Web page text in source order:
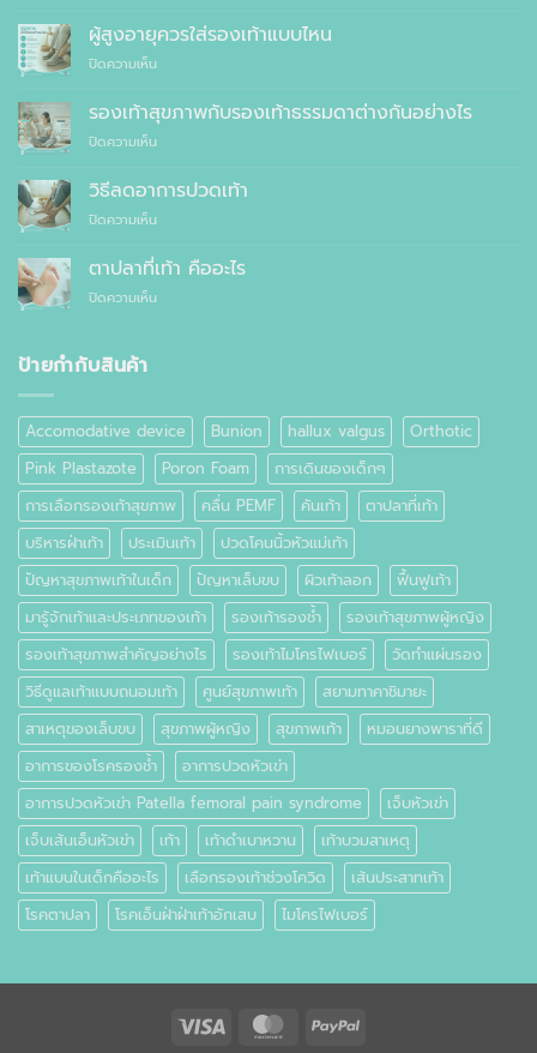
เหตุผล
คุณ
สั่ง
ตัด
รองเท้า
สุขภาพ
สำเร็จรูป
ทั่วไป
ผู้สูงอายุควรใส่รองเท้าแบบไหน
ปิดความเห็นบน
สูง
อายุ
ควร
รองเท้า
ไหน
รองเท้าสุขภาพกับรองเท้าธรรมดาต่างกันอย่างไร
ปิดความเห็นบน
สุขภาพ
กับ
รองเท้า
ต่าง
อย่างไร
วิธีลดอาการปวดเท้า
ปิดความเห็นบน
ลด
อาการ
ปวด
ตาปลาที่เท้า คืออะไร
ปิดความเห็นบน
ป้ายกำกับสินค้า
Accomodative device Bunion hallux valgus
Orthotic
Pink Plastazote
Poron Foam
การเดินของเด็กๆ
การเลือกรองเท้าสุขภาพ
คลื่น PEMF คันเท้า
ตาปลาที่เท้า
บริหารฝ่าเท้า
ประเมินเท้า
ปวดโคนนิ้วหัวแม่เท้า
ปัญหาสุขภาพเท้าในเด็ก
ปัญหาเล็บขบ ผิวเท้าลอก
ฟื้นฟูเท้า
มารู้จักเท้าและประเภทของเท้า
รองเท้ารองช้ำ
รองเท้าสุขภาพผู้หญิง
รองเท้าสุขภาพสำคัญอย่างไร
รองเท้าไมโครไฟเบอร์
วัดทำแผ่นรอง
วิธีดูแลเท้าแบบถนอมเท้า
ศูนย์สุขภาพเท้า
สยามทาคาชิมายะ
สาเหตุของเล็บขบ
สุขภาพผู้หญิง สุขภาพเท้า
หมอนยางพาราที่ดี
อาการของโรครองช้ำ
อาการปวดหัวเข่า
อาการปวดหัวเข่า Patella femoral pain syndrome
เจ็บหัวเข่า
เจ็บเส้นเอ็นหัวเข่า
เท้า เท้าดำเบาหวาน
เท้าบวมสาเหตุ
เท้าแบนในเด็กคืออะไร
เลือกรองเท้าช่วงโควิด
เส้นประสาทเท้า
โรคตาปลา
โรคเอ็นฝ่าฝ่าเท้าอักเสบ ไมโครไฟเบอร์
Visa MasterCardPayPal